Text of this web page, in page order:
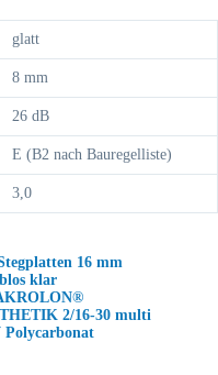
glatt
8 mm
26 dB
E (B2 nach Bauregelliste)
3,0